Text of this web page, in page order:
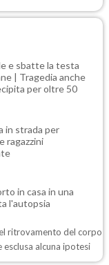
e sbatte la testa
| Tragedia anche
per oltre 50
in strada per
ragazzini
in casa in una
l'autopsia
ritrovamento del corpo
alcuna ipotesi